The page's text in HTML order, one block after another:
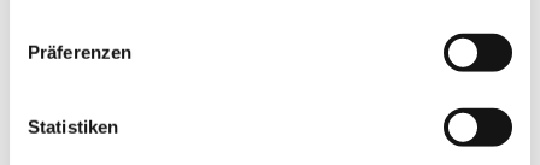
Präferenzen
Statistiken
Allgemeine Chirurgie
Ernährungsberatung